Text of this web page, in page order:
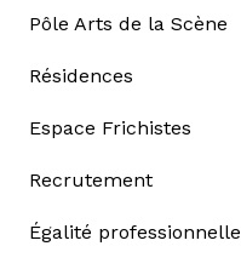
Pôle Arts de la Scène
Résidences
Espace Frichistes
Recrutement
Égalité professionnelle